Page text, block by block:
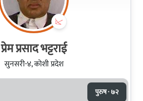
प्रेम प्रसाद भट्टराई
सुनसरी-४, कोशी प्रदेश
पुरुष · ७२